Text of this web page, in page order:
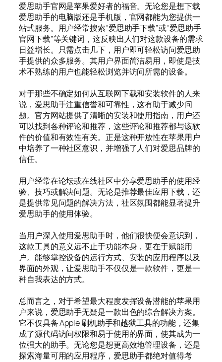
爱思助手官网是苹果爱好者的福音。无论您是想下载
爱思助手的电脑版还是手机版，官网都能为您提供一
站式服务。用户经常搜索“爱思助手下载”或“爱思助手
官网下载”等关键词，这反映出人们对这款设备的需求
日益增长。只需点击几下，用户即可轻松访问爱思助
手提供的众多服务。其用户界面简洁易用，即使是技
术不熟练的用户也能轻松浏览并访问所需的设备。
对于那些不确定如何从互联网下载和安装软件的人来
说，爱思助手注重信誉和可靠性，这有助于减少问
题。官方网站提供了清晰的安装和使用指南，用户还
可以找到各种评论和推荐，这些评论和推荐都与该软
件的价值和有效性有关。正是这种开放性在苹果用户
中培养了一种社区意识，并增强了人们对爱思品牌的
信任。
用户经常在论坛或在线社区中分享爱思助手的使用经
验、技巧或解决问题。无论是推荐最佳应用下载，还
是提供常见问题的解决方法，社区氛围都能显著提升
爱思助手的使用体验。
当用户深入使用爱思助手时，他们很快便会意识到，
这款工具的意义远不止于功能本身，更在于赋能用
户。能够掌控设备的运行方式、安装的应用程序以及
界面的外观，让爱思助手不仅仅是一款软件，更是一
种自我表达的方式。
总而言之，对于希望最大程度发挥设备潜能的苹果用
户来说，爱思助手无疑是一款出色的综合解决方案。
它不仅具备 Apple 刷机助手和越狱工具的功能，还集
成了源代码访问权限和易于使用的界面，使其成为一
位强大的助手。无论您是想更高效地管理设备，还是
探索海量可用的应用程序，爱思助手都绝对值得考